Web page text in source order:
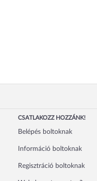
CSATLAKOZZ HOZZÁNK!
Belépés boltoknak
Információ boltoknak
Regisztráció boltoknak